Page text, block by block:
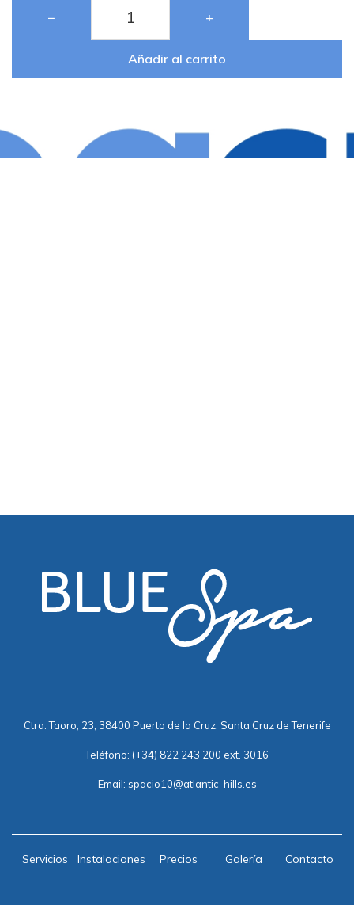
− +
Añadir al carrito
Ctra. Taoro, 23, 38400 Puerto de la Cruz, Santa Cruz de Tenerife
Teléfono: (+34) 822 243 200 ext. 3016
Email: spacio10@atlantic-hills.es
Servicios Instalaciones Precios Galería Contacto